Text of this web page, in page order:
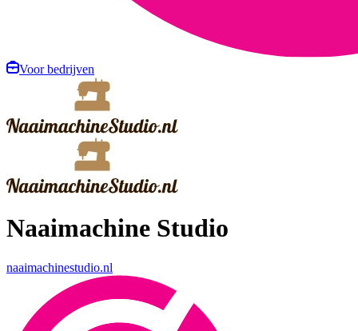
Voor bedrijven
Naaimachine Studio
naaimachinestudio.nl